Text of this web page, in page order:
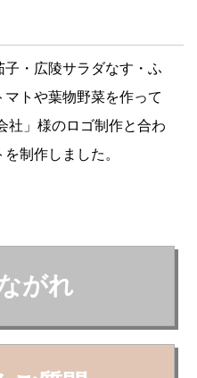
子・広陵サラダなす・ふ
トや葉物野菜を作って
社」様のロゴ制作と合わ
制作しました。
がれ